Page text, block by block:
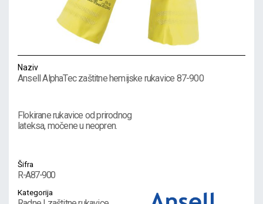
Naziv
Ansell AlphaTec zaštitne hemijske rukavice 87-900
Flokirane rukavice od prirodnog
lateksa, močene u neopren.
Šifra
R-A87-900
Kategorija